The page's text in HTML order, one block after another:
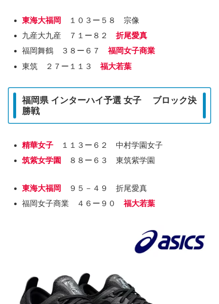
東海大福岡
１０３ー５８ 宗像
九産大九産 ７１ー８２折尾愛真
福岡舞鶴 ３８ー６７福岡女子商業
東筑 ２７ー１１３福大若葉
福岡県 インターハイ予選 女子 ブロック決
勝戦
精華女子 １１３ー６２ 中村学園女子
筑紫女学園
８８ー６３ 東筑紫学園
東海大福岡
９５－４９ 折尾愛真
福岡女子商業 ４６ー９０福大若葉